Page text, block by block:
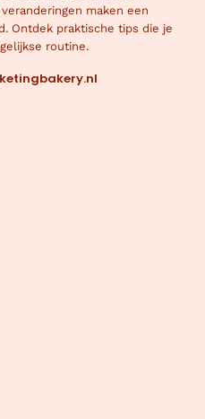
maken een
Ontdek praktische tips die je
routine.